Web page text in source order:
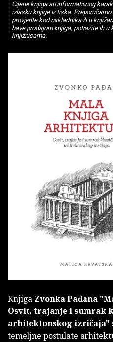
Cijene knjiga su informativnog
izlasku knjige iz tiska.
provjerite kod nakladnika ili u
bave prodajom knjiga, potražite ih u
knjižnicama.
Knjiga Zvonka Pađana
Osvit, trajanje i sumrak
arhitektonskog izričaja"
temeljne postulate